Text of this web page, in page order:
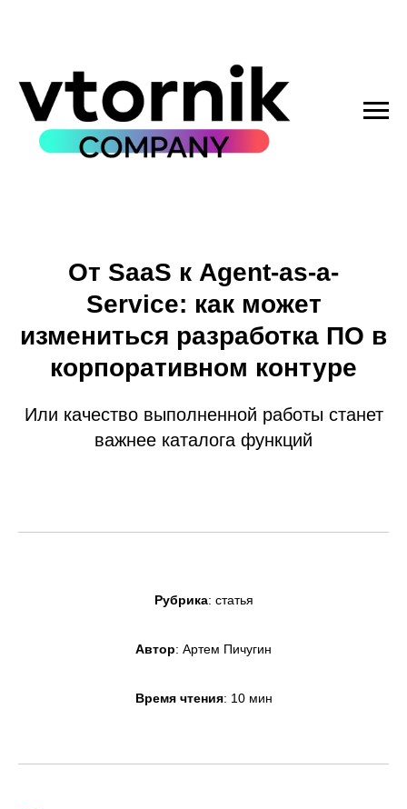
От SaaS к Agent-as-a-
Service: как может
измениться разработка ПО в
корпоративном контуре
Или качество выполненной работы станет
важнее каталога функций
Рубрика: статья
Автор: Артем Пичугин
Время чтения: 10 мин